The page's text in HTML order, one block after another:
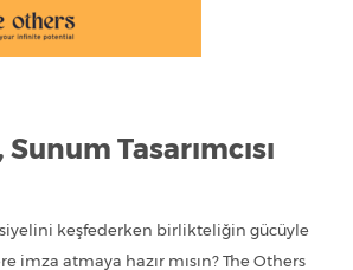
Tasarımcısı
keşfederken birlikteliğin gücüyle
imza atmaya hazır mısın? The Others